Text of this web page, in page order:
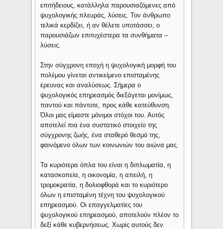
επιτήδειους, κατάλληλα παρουσιαζόμενες από
ψυχολογικής πλευράς, λύσεις. Τον άνθρωπο
τελικά κερδίζει, ή αν θέλετε υποτάσσει, ο
παρουσιάζων επιτυχέστερα τα συνθήματα –
λύσεις.
Στην σύγχρονη εποχή η ψυχολογική μορφή του
πολέμου γίνεται αντικείμενο επισταμένης
έρευνας και αναλύσεως. Σήμερα ο
ψυχολογικός επηρεασμός διεξάγεται μονίμως,
παντού και πάντοτε, προς κάθε κατεύθυνση.
Όλοι μας είμαστε μόνιμοι στόχοι του. Αυτός
αποτελεί πια ένα συστατικό στοιχείο της
σύγχρονης ζωής, ένα σταθερό θεσμό της,
φαινόμενο όλων των κοινωνιών του αιώνα μας.
Τα κυριότερα όπλα του είναι η διπλωματία, η
κατασκοπεία, η οικονομία, η απειλή, η
τρομοκρατία, η δολιοφθορά και το κυριότερο
όλων η επισταμένη τέχνη του ψυχολογικού
επηρεασμού. Οι επαγγελματίες του
ψυχολογικού επηρεασμού, αποτελούν πλέον το
δεξί κάθε κυβερνήσεως. Χωρίς αυτούς δεν